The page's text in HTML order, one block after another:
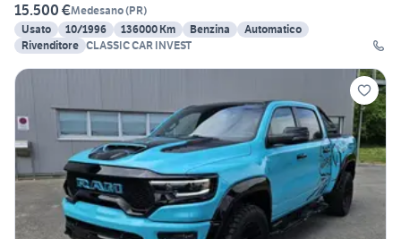
15.500 €Medesano(PR)
Usato
10/1996 136000 Km Benzina
Automatico
Rivenditore CLASSIC CAR INVEST